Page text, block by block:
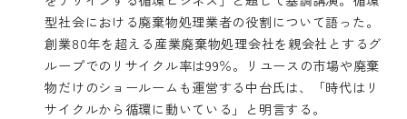
型社会における廃棄物処理業者の役割について語った。
創業80年を超える産業廃棄物処理会社を親会社とするグ
ループでのリサイクル率は99％。リユースの市場や廃棄
物だけのショールームも運営する中台氏は、「時代はリ
サイクルから循環に動いている」と明言する。